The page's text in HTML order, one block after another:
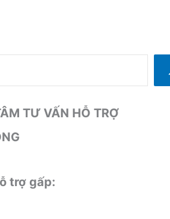
TƯ VẤN HỖ TRỢ
trợ gấp: